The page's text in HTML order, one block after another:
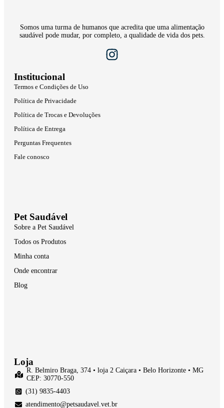
Somos uma turma de humanos que acredita que uma alimentação
saudável pode mudar, por completo, a qualidade de vida dos pets.
Institucional
Termos e Condições de Uso
Política de Privacidade
Política de Trocas e Devoluções
Política de Entrega
Perguntas Frequentes
Fale conosco
Pet Saudável
Sobre a Pet Saudável
Todos os Produtos
Minha conta
Onde encontrar
Blog
Loja
R. Belmiro Braga, 374 • loja 2 Caiçara • Belo Horizonte • MG
CEP: 30770-550
(31) 9835-4403
atendimento@petsaudavel.vet.br